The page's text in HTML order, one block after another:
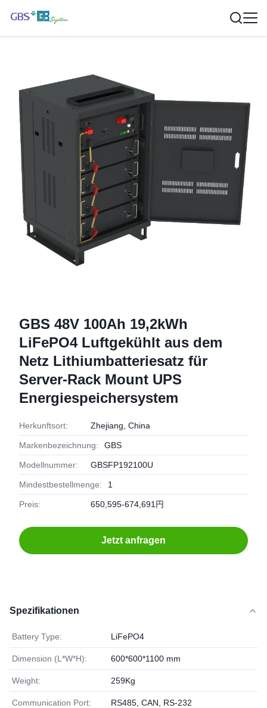
GBS 48V 100Ah 19,2kWh
LiFePO4 Luftgekühlt aus dem
Netz Lithiumbatteriesatz für
Server-Rack Mount UPS
Energiespeichersystem
Herkunftsort: Zhejiang, China
Markenbezeichnung: GBS
Modellnummer: GBSFP192100U
Mindestbestellmenge: 1
Preis: 650,595-674,691円
Jetzt anfragen
Spezifikationen
Battery Type: LiFePO4
Dimension (L*W*H): 600*600*1100 mm
Weight: 259Kg
Communication Port: RS485, CAN, RS-232